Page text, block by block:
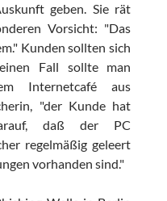
geben. Sie rät
Vorsicht: "Das
Kunden sollten sich
Fall sollte man
Internetcafé aus
"der Kunde hat
daß der PC
regelmäßig geleert
vorhanden sind."